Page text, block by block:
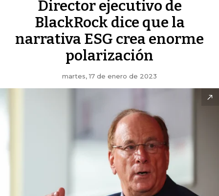
Director ejecutivo de
BlackRock dice que la
narrativa ESG crea enorme
polarización
martes, 17 de enero de 2023